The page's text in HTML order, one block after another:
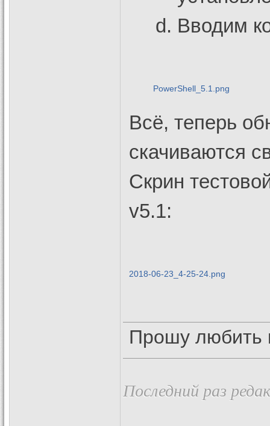
Вводим
PowerShell_5.1.png
Всё, теперь
скачиваются
Скрин
v5.1:
2018-06-23_4-25-24.png
Прошу
Последний раз